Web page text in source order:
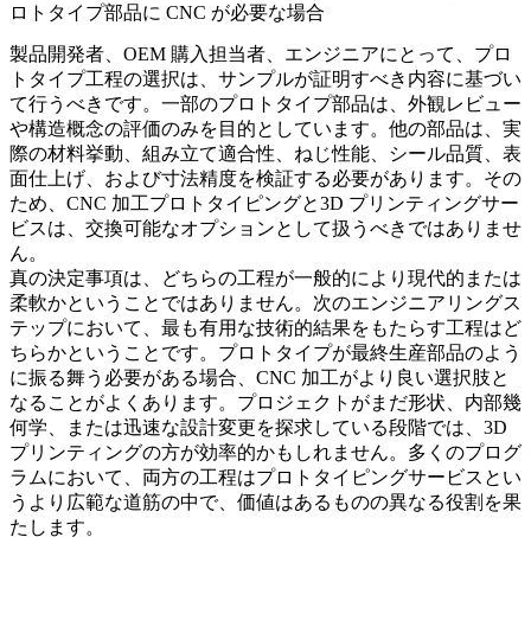
ロトタイプ部品に CNC が必要な場合
製品開発者、OEM 購入担当者、エンジニアにとって、プロ
トタイプ工程の選択は、サンプルが証明すべき内容に基づい
て行うべきです。一部のプロトタイプ部品は、外観レビュー
や構造概念の評価のみを目的としています。他の部品は、実
際の材料挙動、組み立て適合性、ねじ性能、シール品質、表
面仕上げ、および寸法精度を検証する必要があります。その
ため、 CNC 加工プロトタイピングと3D プリンティングサー
ビスは、交換可能なオプションとして扱うべきではありませ
ん。
真の決定事項は、どちらの工程が一般的により現代的または
柔軟かということではありません。次のエンジニアリングス
テップにおいて、最も有用な技術的結果をもたらす工程はど
ちらかということです。プロトタイプが最終生産部品のよう
に振る舞う必要がある場合、CNC 加工がより良い選択肢と
なることがよくあります。プロジェクトがまだ形状、内部幾
何学、または迅速な設計変更を探求している段階では、3D
プリンティングの方が効率的かもしれません。多くのプログ
ラムにおいて、両方の工程はプロトタイピングサービス とい
うより広範な道筋の中で、価値はあるものの異なる役割を果
たします。